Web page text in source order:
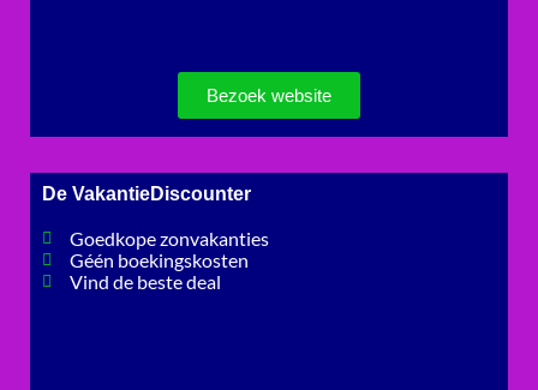
Bezoek website
De VakantieDiscounter
Goedkope zonvakanties
Géén boekingskosten
Vind de beste deal